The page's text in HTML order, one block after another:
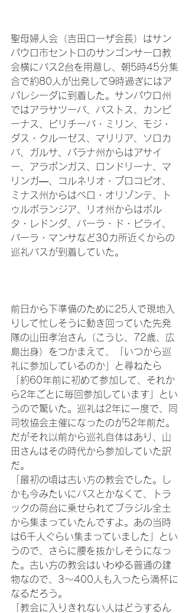
聖母婦人会（吉田ローザ会長）はサン
パウロ市セントロのサンゴンサーロ教
会横にバス2台を用意し、朝5時45分集
合で約80人が出発して9時過ぎにはア
パレシーダに到着した。サンパウロ州
ではアラサツーバ、バストス、カンピ
ーナス、ビリチーバ・ミリン、モジ・
ダス・クルーゼス、マリリア、ソロカ
バ、ガルサ、パラナ州からはアサイ
ー、アラポンガス、ロンドリーナ、マ
リンガ―、コルネリオ・プロコピオ、
ミナス州からはベロ・オリゾンテ、ト
ゥルボランジア、リオ州からはボル
タ・レドンダ、バーラ・ド・ピライ、
バーラ・マンサなど30カ所近くからの
巡礼バスが到着していた。
前日から下準備のために25人で現地入
りして忙しそうに動き回っていた先発
隊の山田孝治さん（こうじ、72歳、広
島出身）をつかまえて、「いつから巡
礼に参加しているのか」と尋ねたら
「約60年前に初めて参加して、それか
ら2年ごとに毎回参加しています」とい
うので驚いた。巡礼は2年に一度で、同
司牧協会主催になったのが52年前だ。
だがそれ以前から巡礼自体はあり、山
田さんはその時代から参加していた訳
だ。
「最初の頃は古い方の教会でした。し
かも今みたいにバスとかなくて、トラ
ックの荷台に乗せられてブラジル全土
から集まっていたんですよ。あの当時
は6千人ぐらい集まっていました」とい
うので、さらに腰を抜かしそうになっ
た。古い方の教会はいわゆる普通の建
物なので、3～400人も入ったら満杯に
なるだろう。
「教会に入りきれない人はどうするん